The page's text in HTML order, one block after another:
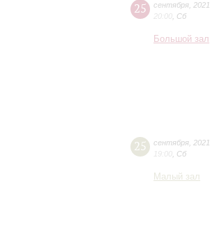
25 сентября 2021
20:00 Сб
Большой зал
25 сентября 2021
19:00 Сб
Малый зал